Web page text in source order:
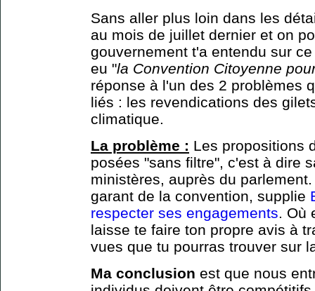
Sans aller plus loin dans les
au mois de juillet dernier et on
gouvernement t'a entendu sur
eu "la Convention Citoyenne
réponse à l'un des 2 problèmes
liés : les revendications des
climatique.
La problème : Les propositions
posées "sans filtre", c'est à dire
ministères, auprès du
garant de la convention, supplie
respecter ses engagements .
laisse te faire ton propre avis à
vues que tu pourras trouver sur
Ma conclusion est que nous